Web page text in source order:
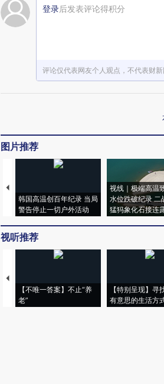
登录后发表评论得积分
评论仅代表网友个人观点，不代表财
图片推荐
韩国高温创百年纪录 当局
警告停止一切户外活动
视线｜极端高温
水位跌破纪录 二
猛犸象化石接连
视听推荐
【不唯一答案】不止“养
老”
【特别呈现】寻
有意思的生活方